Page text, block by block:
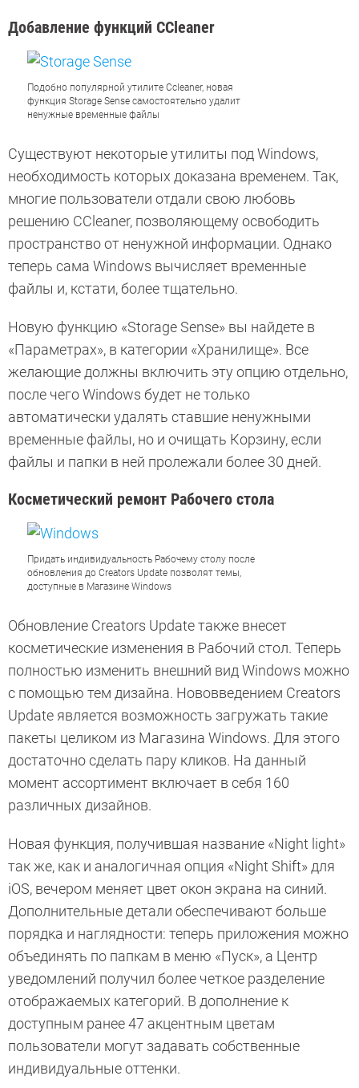
Добавление функций CCleaner
Подобно популярной утилите Ccleaner, новая
функция Storage Sense самостоятельно удалит
ненужные временные файлы
Существуют некоторые утилиты под Windows,
необходимость которых доказана временем. Так,
многие пользователи отдали свою любовь
решению CCleaner, позволяющему освободить
пространство от ненужной информации. Однако
теперь сама Windows вычисляет временные
файлы и, кстати, более тщательно.
Новую функцию «Storage Sense» вы найдете в
«Параметрах», в категории «Хранилище». Все
желающие должны включить эту опцию отдельно,
после чего Windows будет не только
автоматически удалять ставшие ненужными
временные файлы, но и очищать Корзину, если
файлы и папки в ней пролежали более 30 дней.
Косметический ремонт Рабочего стола
Придать индивидуальность Рабочему столу после
обновления до Creators Update позволят темы,
доступные в Магазине Windows
Обновление Creators Update также внесет
косметические изменения в Рабочий стол. Теперь
полностью изменить внешний вид Windows можно
с помощью тем дизайна. Нововведением Creators
Update является возможность загружать такие
пакеты целиком из Магазина Windows. Для этого
достаточно сделать пару кликов. На данный
момент ассортимент включает в себя 160
различных дизайнов.
Новая функция, получившая название «Night light»
так же, как и аналогичная опция «Night Shift» для
iOS, вечером меняет цвет окон экрана на синий.
Дополнительные детали обеспечивают больше
порядка и наглядности: теперь приложения можно
объединять по папкам в меню «Пуск», а Центр
уведомлений получил более четкое разделение
отображаемых категорий. В дополнение к
доступным ранее 47 акцентным цветам
пользователи могут задавать собственные
индивидуальные оттенки.